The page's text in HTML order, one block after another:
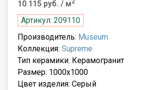
10 115 руб. / м
Артикул: 209110
Производитель: Museum
Коллекция: Supreme
Тип керамики: Керамогранит
Размер: 1000x1000
Цвет изделия: Серый